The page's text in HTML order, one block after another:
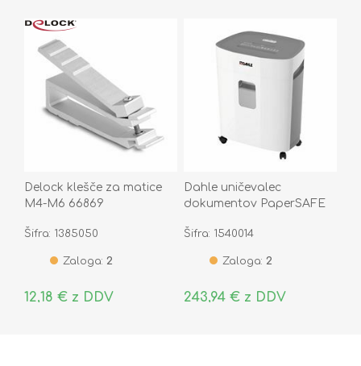
Delock klešče za matice
M4-M6 66869
Šifra: 1385050
Zaloga: 2
12,18 € z DDV
Dahle uničevalec
dokumentov PaperSAFE
Šifra: 1540014
Zaloga: 2
243,94 € z DDV